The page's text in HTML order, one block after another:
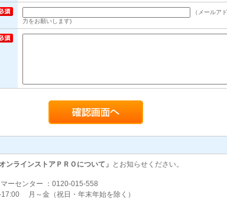
（メールア
力をお願いします)
オンラインストアＰＲＯについて」 とお知らせください。
ーセンター ：0120-015-558
月～金（祝日・年末年始を除く）